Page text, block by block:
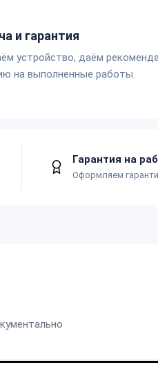
и гарантия
устройство, даём
на выполненные работы.
Гарантия на
Оформляем